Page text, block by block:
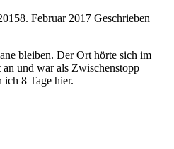
8. Februar 2017 Geschrieben
bleiben. Der Ort hörte sich im
an und war als Zwischenstopp
ich 8 Tage hier.